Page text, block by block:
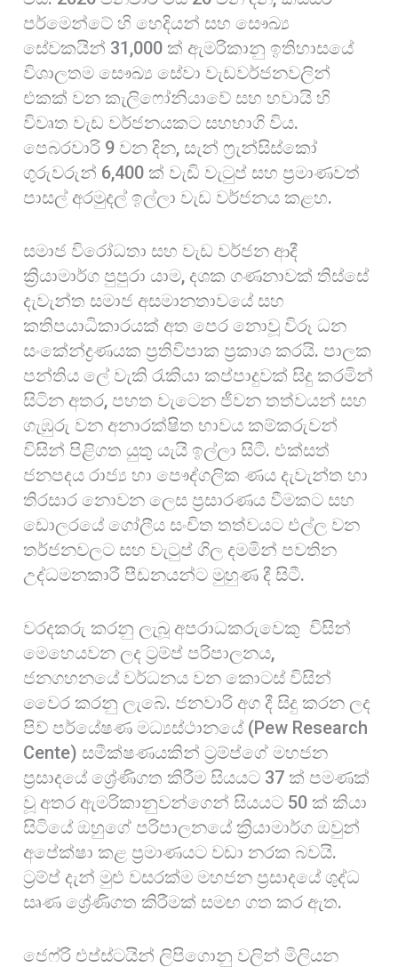
පර්මෙන්ටේ හි හෙදියන් සහ සෞඛ්‍ය
සේවකයින් 31,000 ක් ඇමරිකානු ඉතිහාසයේ
විශාලතම සෞඛ්‍ය සේවා වැඩවර්ජනවලින්
එකක් වන කැලිෆෝනියාවේ සහ හවායි හි
විවෘත වැඩ වර්ජනයකට සහභාගි විය.
පෙබරවාරි 9 වන දින, සැන් ෆ්‍රැන්සිස්කෝ
ගුරුවරුන් 6,400 ක් වැඩි වැටුප් සහ ප්‍රමාණවත්
පාසල් අරමුදල් ඉල්ලා වැඩ වර්ජනය කළහ.
සමාජ විරෝධතා සහ වැඩ වර්ජන ආදී
ක්‍රියාමාර්ග පුපුරා යාම, දශක ගණනාවක් තිස්සේ
දැවැන්ත සමාජ අසමානතාවයේ සහ
කතිපයාධිකාරයක් අත පෙර නොවූ විරූ ධන
සංකේන්ද්‍රණයක ප්‍රතිවිපාක ප්‍රකාශ කරයි. පාලක
පන්තිය ලේ වැකි රැකියා කප්පාදුවක් සිදු කරමින්
සිටින අතර, පහත වැටෙන ජීවන තත්වයන් සහ
ගැඹුරු වන අනාරක්ෂිත භාවය කම්කරුවන්
විසින් පිළිගත යුතු යැයි ඉල්ලා සිටී. එක්සත්
ජනපදය රාජ්‍ය හා පෞද්ගලික ණය දැවැන්ත හා
තිරසාර නොවන ලෙස ප්‍රසාරණය වීමකට සහ
ඩොලරයේ ගෝලීය සංචිත තත්වයට එල්ල වන
තර්ජනවලට සහ වැටුප් ගිල දමමින් පවතින
උද්ධමනකාරී පීඩනයන්ට මුහුණ දී සිටී.
වරදකරු කරනු ලැබූ අපරාධකරුවෙකු විසින්
මෙහෙයවන ලද ට්‍රම්ප් පරිපාලනය,
ජනගහනයේ වර්ධනය වන කොටස් විසින්
වෛර කරනු ලැබේ. ජනවාරි අග දී සිදු කරන ලද
පිව් පර්යේෂණ මධ්‍යස්ථානයේ (Pew Research
Cente) සමීක්ෂණයකින් ට්‍රම්ප්ගේ මහජන
ප්‍රසාදයේ ශ්‍රේණිගත කිරීම සියයට 37 ක් පමණක්
වූ අතර ඇමරිකානුවන්ගෙන් සියයට 50 ක් කියා
සිටියේ ඔහුගේ පරිපාලනයේ ක්‍රියාමාර්ග ඔවුන්
අපේක්ෂා කළ ප්‍රමාණයට වඩා නරක බවයි.
ට්‍රම්ප් දැන් මුළු වසරක්ම මහජන ප්‍රසාදයේ ශුද්ධ
සෘණ ශ්‍රේණිගත කිරීමක් සමඟ ගත කර ඇත.
ජෙෆ්රි එප්ස්ටයින් ලිපිගොනු වලින් මිලියන